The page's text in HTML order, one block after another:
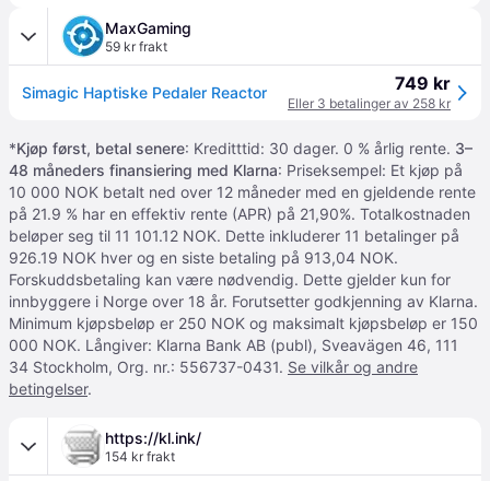
MaxGaming
59 kr frakt
Simagic Haptiske Pedaler Reactor 749 kr
Eller 3 betalinger av 258 kr
*Kjøp først, betal senere: Kreditttid: 30 dager. 0 % årlig rente. 3–
48 måneders finansiering med Klarna: Priseksempel: Et kjøp på
10 000 NOK betalt ned over 12 måneder med en gjeldende rente
på 21.9 % har en effektiv rente (APR) på 21,90%. Totalkostnaden
beløper seg til 11 101.12 NOK. Dette inkluderer 11 betalinger på
926.19 NOK hver og en siste betaling på 913,04 NOK.
Forskuddsbetaling kan være nødvendig. Dette gjelder kun for
innbyggere i Norge over 18 år. Forutsetter godkjenning av Klarna.
Minimum kjøpsbeløp er 250 NOK og maksimalt kjøpsbeløp er 150
000 NOK. Långiver: Klarna Bank AB (publ), Sveavägen 46, 111
34 Stockholm, Org. nr.: 556737-0431. Se vilkår og andre
betingelser.
https://kl.ink/
154 kr frakt